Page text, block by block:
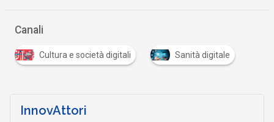
Canali
Cultura e società digitali Sanità digitale
InnovAttori